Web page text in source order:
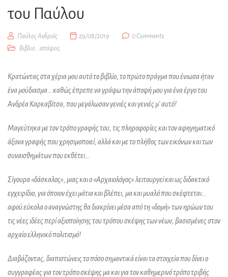
του Παύλου
Παύλος Ανδριάς 29/08/2019
0 Comments
Βιβλιο...απόψεις
Κρατώντας στα χέρια μου αυτό το βιβλίο, το πρώτο πράγμα που ένιωσα ήταν
ένα μούδιασμα… καθώς έπρεπε να γράψω την άποψή μου για ένα έργο του
Ανδρέα Καρκαβίτσα, που μεγάλωσαν γενιές και γενιές μ’ αυτό!
Μαγεύτηκα με τον τρόπο γραφής του, τις πληροφορίες και τον αφηγηματικό
άξονα γραφής που χρησιμοποιεί, αλλά και με το πλήθος των εικόνων και των
συναισθημάτων που εκθέτει…
Σίγουρα «δάσκαλος», μιας και ο «Αρχαιολόγος» λειτουργεί και ως διδακτικό
εγχειρίδιο, για όποιον έχει μάτια και βλέπει, μα και μυαλό που σκέφτεται…
αφού εύκολα ο αναγνώστης θα διακρίνει μέσα από τη «δομή» των ηρώων του
τις νέες ιδέες περί αξιοποίησης του τρόπου σκέψης των νέων, βασισμένες στον
αρχαίο ελληνικό πολιτισμό!
Διαβάζοντας, διαπιστώνεις το πόσο σημαντικά είναι τα στοιχεία που δίνει ο
συγγραφέας για τον τρόπο σκέψης μα και για τον καθημερινό τρόπο τριβής